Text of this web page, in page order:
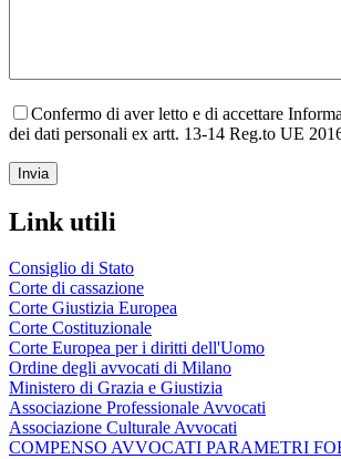
Confermo di aver letto e di accettare
dei dati personali ex artt. 13-14 Reg.to UE
Link utili
Consiglio di Stato
Corte di cassazione
Corte Giustizia Europea
Corte Costituzionale
Corte Europea per i diritti dell'Uomo
Ordine degli avvocati di Milano
Ministero di Grazia e Giustizia
Associazione Professionale Avvocati
Associazione Culturale Avvocati
COMPENSO AVVOCATI PARAMETRI